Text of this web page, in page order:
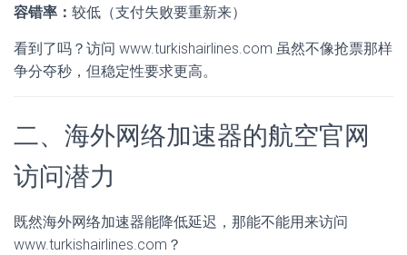
容错率： 较低（支付失败要重新来）
看到了吗？访问 www.turkishairlines.com 虽然不像抢票那样
争分夺秒，但稳定性要求更高。
二、海外网络加速器的航空官网
访问潜力
既然海外网络加速器能降低延迟，那能不能用来访问
www.turkishairlines.com？